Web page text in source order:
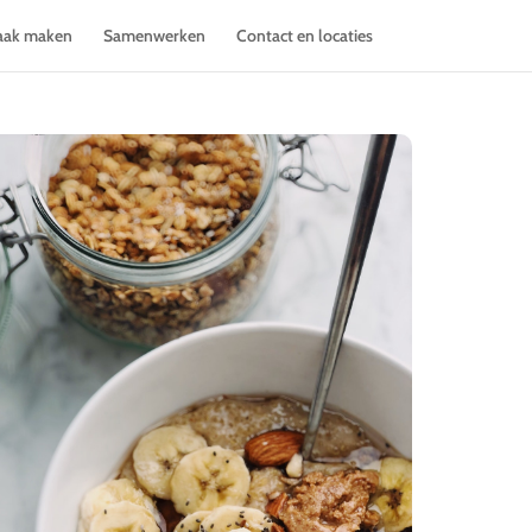
maken Samenwerken Contact en locaties